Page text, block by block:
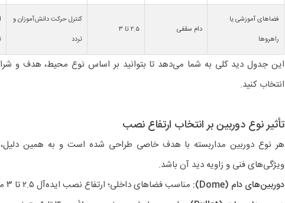
فضاهای آموزشی یا
راهروها
دام سقفی ۲.۵ تا ۳
کنترل حرکت دانش‌آموزان و
تردد
این جدول دید کلی به شما می‌دهد تا بتوانید بر اساس نوع محیط، هدف و
انتخاب کنید.
تأثیر نوع دوربین بر انتخاب ارتفاع نصب
هر نوع دوربین مداربسته با هدف خاصی طراحی شده است و به همین دلیل،
ویژگی‌های فنی و زاویه دید آن باشد.
دوربین‌های دام (Dome):
مناسب فضاهای داخلی؛ ارتفاع نصب ایده‌آل ۲.۵ تا ۳ متر.